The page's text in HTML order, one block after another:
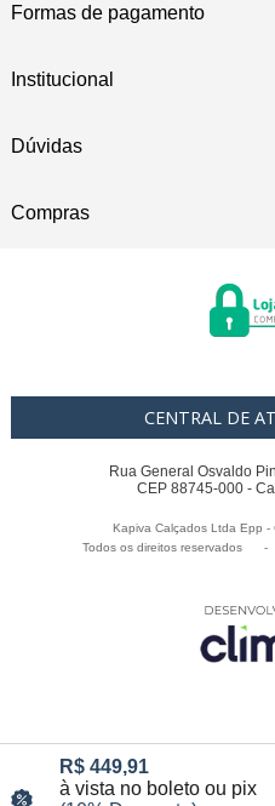
Formas de pagamento
Institucional
Dúvidas
Compras
CENTRAL DE
Rua General Osvaldo
CEP 88745-000 -
Kapiva Calçados Ltda Epp
Todos os direitos reservados
R$ 449,91
à vista no boleto ou pix